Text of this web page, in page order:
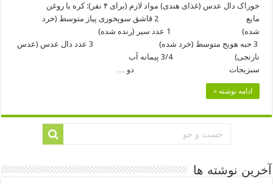
خوراک دال عدس (غذای هندی) مواد لازم (برای ۴ نفر): کره یا روغن
مایع 2 قاشق سوپخوری پیاز متوسط (خرد
شده) 1 عدد سیر (رنده شده)
3 حبه هویج متوسط (خرد شده) 3 عدد دال عدس (عدس
نارنجی) 3/4 پیمانه آب
سبزیجات دو …
ادامه نوشته »
آخرین نوشته ها